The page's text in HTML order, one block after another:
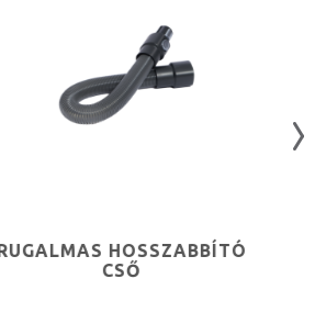
HOSSZABBÍTÓ